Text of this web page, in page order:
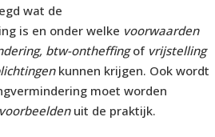
wat de
is en onder welke voorwaarden
btw-ontheffingof vrijstelling
kunnen krijgen. Ook wordt
moet worden
voorbeeldenuit de praktijk.